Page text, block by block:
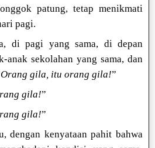
patung, tetap menikmati
pagi.
di pagi yang sama, di depan
anak sekolahan yang sama, dan
Orang gila, itu orang gila!”
gila!”
gila!”
dengan kenyataan pahit bahwa